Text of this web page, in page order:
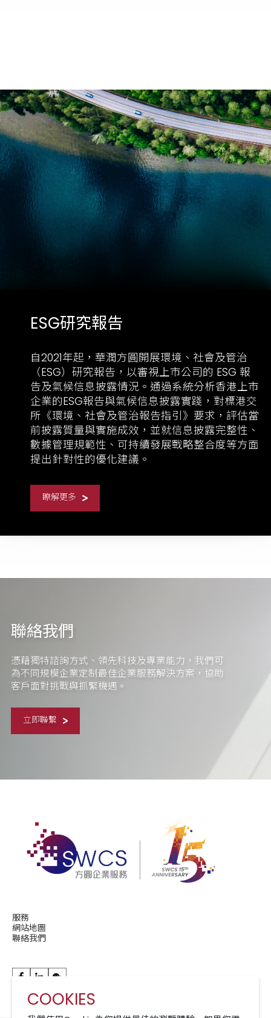
COOKIES
ESG研究報告
自2021年起，華潤方圓開展環境、社會及管治
（ESG）研究報告，以審視上市公司的 ESG 報
告及氣候信息披露情況。通過系統分析香港上市
企業的ESG報告與氣候信息披露實踐，對標港交
所《環境、社會及管治報告指引》要求，評估當
前披露質量與實施成效，並就信息披露完整性、
數據管理規範性、可持續發展戰略整合度等方面
提出針對性的優化建議。
瞭解更多
聯絡我們
憑藉獨特諮詢方式、領先科技及專業能力，我們可
為不同規模企業定制最佳企業服務解決方案，協助
客戶面對挑戰與抓緊機遇。
立即聯繫
服務
網站地圖
聯絡我們
華潤現代服務成員公司 A Member of CRCS